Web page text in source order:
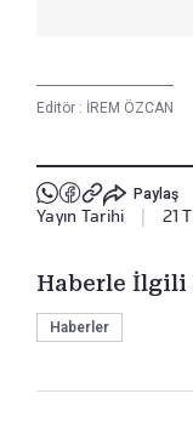
Editör : İREM ÖZCAN
Paylaş
Yayın Tarihi 21
Haberle İlgili
Haberler